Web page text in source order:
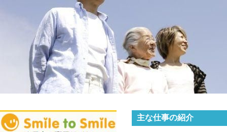
主な仕事の紹介